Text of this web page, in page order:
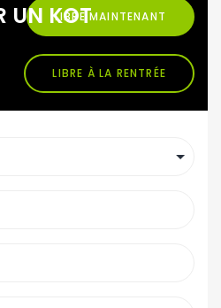
UN KOTLIBRE MAINTENANT
LIBRE À LA RENTRÉE